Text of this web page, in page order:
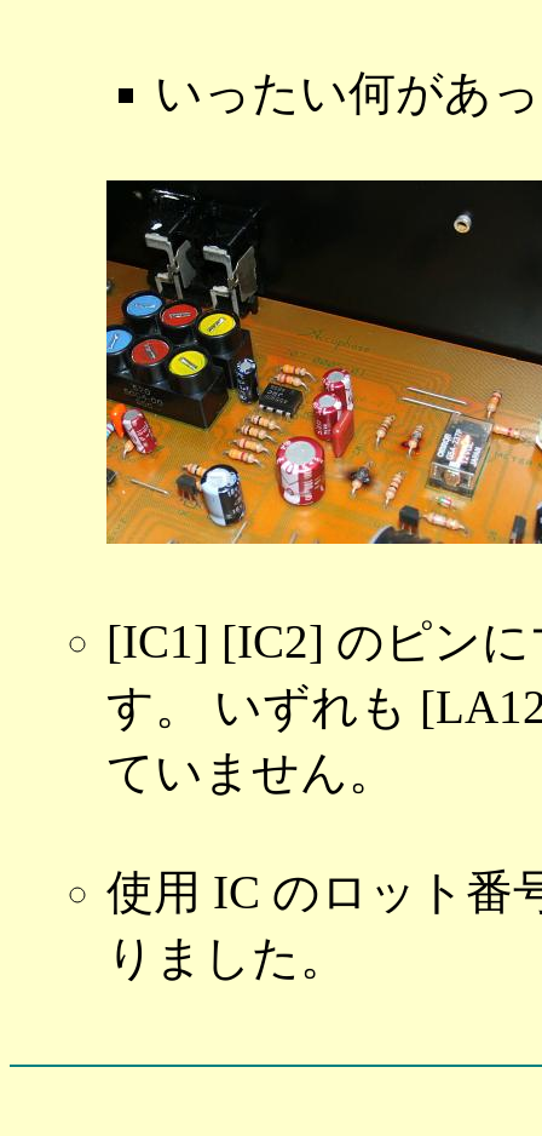
いったい何があ
[IC1] [IC2] のピン
す。 いずれも
ていません。
使用 IC のロット番
りました。